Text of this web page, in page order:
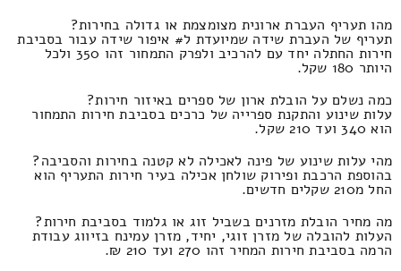
מהו תעריף העברת ארונית מצומצמת או גדולה בחירות?
תעריף של העברת שידה שמיועדת ל# איפור שידה עבור בסביבת
חירות החתלה יחד עם להרכיב ולפרק התמחור זהו 350 ולכל
היותר 180 שקל.
כמה נשלם על הובלת ארון של ספרים באיזור חירות?
עלות שינוע והתקנת ספרייה של כרכים בסביבת חירות התמחור
הוא 340 ועד 210 שקל.
מהי עלות שינוע של פינה לאכילה לא קטנה בחירות והסביבה?
בהוספת הרכבת ופירוק שולחן אכילה בעיר חירות התעריף הוא
החל מ210 שקלים חדשים.
מה מחיר הובלת מזרנים בשביל זוג או גלמוד בסביבת חירות?
העלות להובלה של מזרן זוגי, יחיד, מזרן עמינח בזיווג עבודת
הרמה בסביבת חירות המחיר זהו 270 ועד 210 ₪.